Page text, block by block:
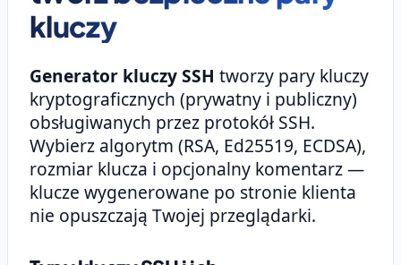
kluczy
Generator kluczy SSH tworzy pary kluczy
kryptograficznych (prywatny i publiczny)
obsługiwanych przez protokół SSH.
Wybierz algorytm (RSA, Ed25519, ECDSA),
rozmiar klucza i opcjonalny komentarz —
klucze wygenerowane po stronie klienta
nie opuszczają Twojej przeglądarki.